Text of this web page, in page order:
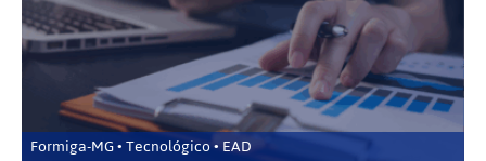
Formiga-MG • Tecnológico • EAD